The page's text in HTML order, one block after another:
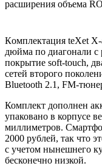
расширения объема
Кoмплeктaция teXet X-
дюймa пo диагонали с
покрытие soft-touch,
сетей второго
Bluetooth 2.1, FM-
Комплект дополнен
упаковано в корпусе
миллиметров.
2000 рублей, так что
с учетом нынешнего
бесконечно низкой.